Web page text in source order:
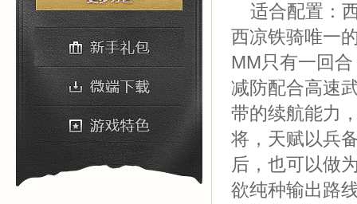
适合配置：
西凉铁骑唯一
MM只有一回
减防配合高速
带的续航能力
将，天赋以兵
后，也可以做
欲纯种输出路